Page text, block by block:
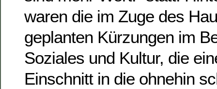
waren die im Zuge des
geplanten Kürzungen im
Soziales und Kultur, die
Einschnitt in die ohnehin